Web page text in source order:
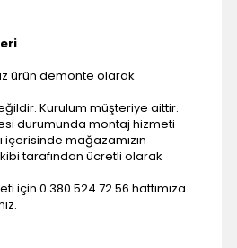
ürün demonte olarak
Kurulum müşteriye aittir.
durumunda montaj hizmeti
içerisinde mağazamızın
tarafından ücretli olarak
için 0 380 524 72 56 hattımıza